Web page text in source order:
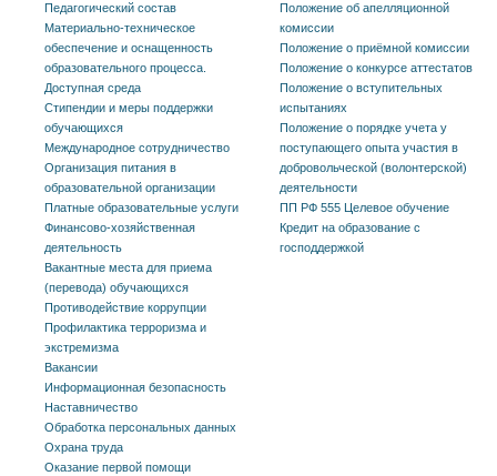
Педагогический состав
Материально-техническое
обеспечение и оснащенность
образовательного процесса.
Доступная среда
Стипендии и меры поддержки
обучающихся
Международное сотрудничество
Организация питания в
образовательной организации
Платные образовательные услуги
Финансово-хозяйственная
деятельность
Вакантные места для приема
(перевода) обучающихся
Противодействие коррупции
Профилактика терроризма и
экстремизма
Вакансии
Информационная безопасность
Наставничество
Обработка персональных данных
Охрана труда
Оказание первой помощи
Положение об апелляционной
комиссии
Положение о приёмной комиссии
Положение о конкурсе аттестатов
Положение о вступительных
испытаниях
Положение о порядке учета у
поступающего опыта участия в
добровольческой (волонтерской)
деятельности
ПП РФ 555 Целевое обучение
Кредит на образование с
господдержкой